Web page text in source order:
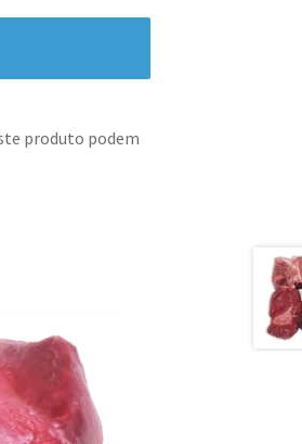
produto podem